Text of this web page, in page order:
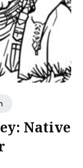
Native